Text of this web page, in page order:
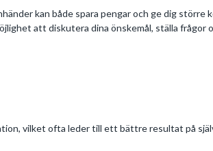
kan både spara pengar och ge dig större
att diskutera dina önskemål, ställa frågor
vilket ofta leder till ett bättre resultat på